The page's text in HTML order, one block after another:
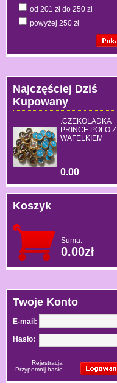
od 201 zł do 250 zł
powyżej 250 zł
Najczęściej Dziś
Kupowany
.CZEKOLADKA
PRINCE POLO Z
WAFELKIEM
0.00
Koszyk
Suma:
0.00zł
Twoje Konto
E-mail:
Hasło:
Rejestracja
Przypomnij hasło